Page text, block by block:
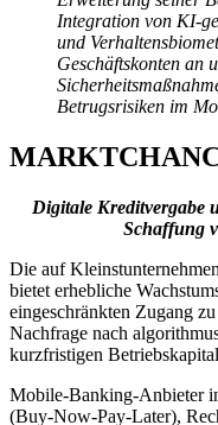
Integration von KI-
und
Geschäftskonten an
Betrugsrisiken im
Digitale Kreditvergabe
Schaffung
Die auf
bietet erhebliche
eingeschränkten Zugang
Nachfrage nach
kurzfristigen
Mobile-Banking-Anbieter
(Buy-Now-Pay-Later),